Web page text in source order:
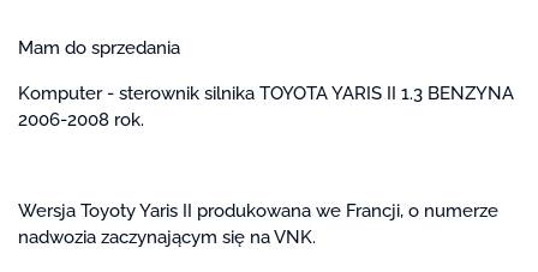
Mam do sprzedania
Komputer - sterownik silnika TOYOTA YARIS II 1.3 BENZYNA
2006-2008 rok.
Wersja Toyoty Yaris II produkowana we Francji, o numerze
nadwozia zaczynającym się na VNK.